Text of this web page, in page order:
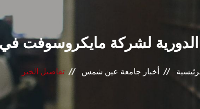
الدورية لشركة
أخبار جامعة عين شمس تفاصيل الخبر